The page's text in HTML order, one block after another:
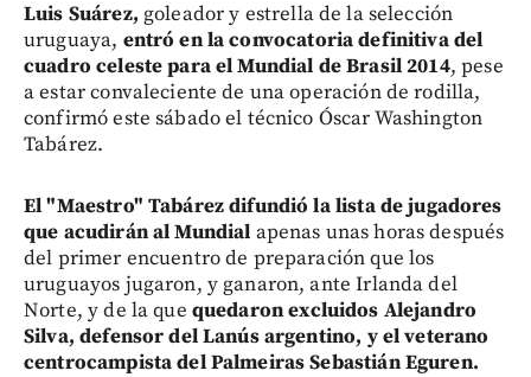
Luis Suárez, goleador y estrella de la selección
uruguaya, entró en la convocatoria definitiva del
cuadro celeste para el Mundial de Brasil 2014, pese
a estar convaleciente de una operación de rodilla,
confirmó este sábado el técnico Óscar Washington
Tabárez.
El "Maestro" Tabárez difundió la lista de jugadores
que acudirán al Mundial apenas unas horas después
del primer encuentro de preparación que los
uruguayos jugaron, y ganaron, ante Irlanda del
Norte, y de la que quedaron excluidos Alejandro
Silva, defensor del Lanús argentino, y el veterano
centrocampista del Palmeiras Sebastián Eguren.